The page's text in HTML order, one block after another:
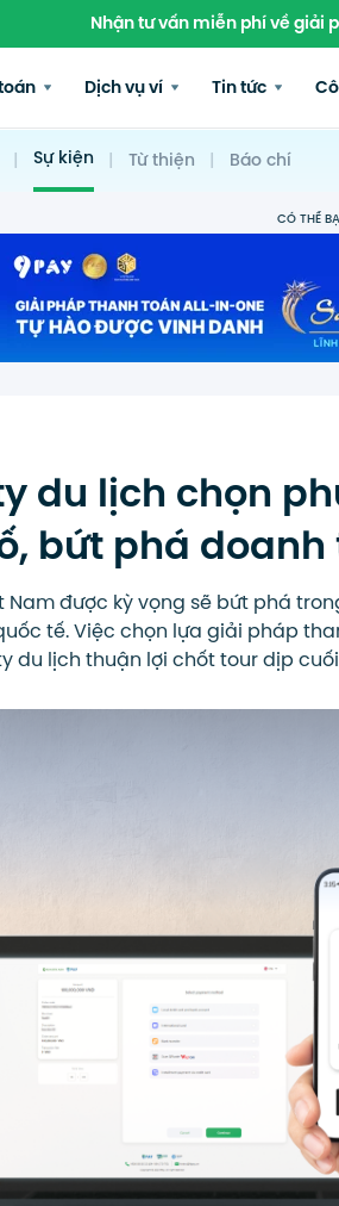
Nhận tư vấn miễn phí về giải
Dịch vụ ví Tin tức
| Sự kiện | Từ thiện | Báo chí
CÓ THỂ
du lịch chọn
bứt phá
Nam được kỳ vọng sẽ bứt phá
tế. Việc chọn lựa giải pháp
du lịch thuận lợi chốt tour dịp